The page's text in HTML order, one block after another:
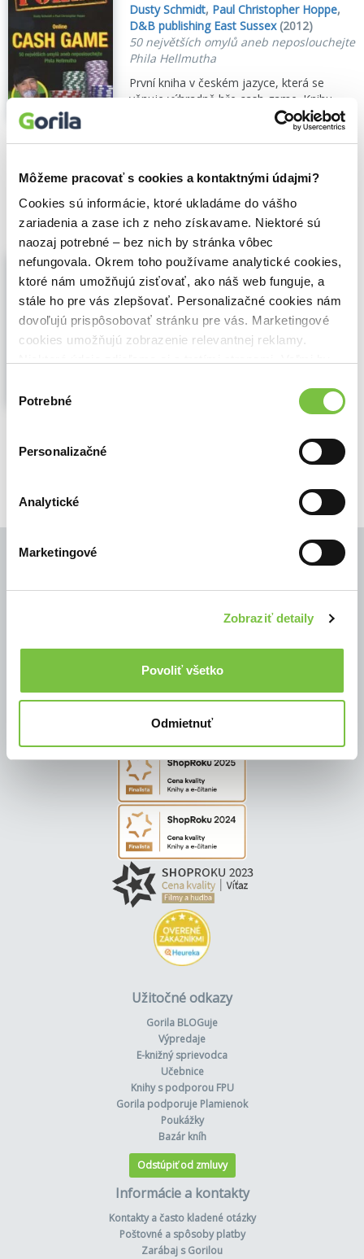
Môžeme pracovať s cookies a kontaktnými údajmi?
Cookies sú informácie, ktoré ukladáme do vášho
zariadenia a zase ich z neho získavame. Niektoré sú
naozaj potrebné – bez nich by stránka vôbec
nefungovala. Okrem toho používame analytické cookies,
ktoré nám umožňujú zisťovať, ako náš web funguje, a
stále ho pre vás zlepšovať. Personalizačné cookies nám
dovoľujú prispôsobovať stránku pre vás. Marketingové
cookies umožňujú zobrazenie relevantnej reklamy.
cookies.
súhlasu
Potrebné
Personalizačné
Analytické
Marketingové
Zobraziť detaily
Povoliť všetko
Odmietnuť
Dusty Schmidt, Paul Christopher Hoppe,
D&B publishing East Sussex(2012)
50 největších omylů aneb neposlouchejte
Phila Hellmutha
První kniha v českém jazyce, která se
věnuje výhradně hře cash game. Knihu
napsal známý pokerový profesionál Dusty
26,30€ Do košíka
Online Cash Game
Dusty Schmidt,Paul Christopher Hoppe
D&B publishing East Sussex(2012)
50 největších omylů aneb neposlouchejte
Phila Hellmutha
napsal známý pokerový profesionál Dusty
Užitočné odkazy
Gorila BLOGuje
Výpredaje
E-knižný sprievodca
Učebnice
Knihy s podporou FPU
Gorila podporuje Plamienok
Poukážky
Bazár kníh
Odstúpiť od zmluvy
Informácie a kontakty
Kontakty a často kladené otázky
Poštovné a spôsoby platby
Zarábaj s Gorilou